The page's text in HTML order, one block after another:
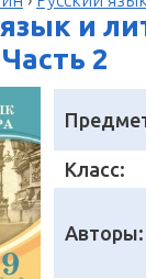
и
2
Класс:
Авторы: